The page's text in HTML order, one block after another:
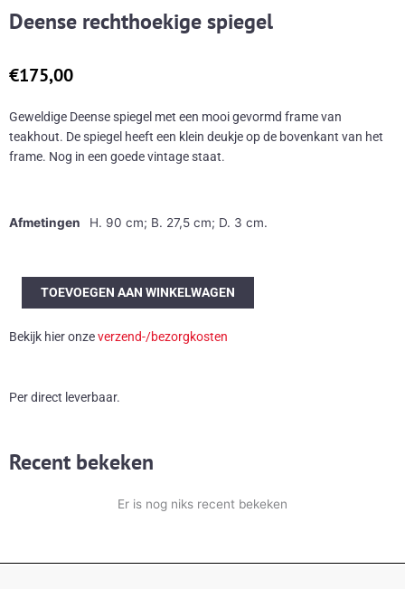
Deense rechthoekige spiegel
€175,00
Geweldige Deense spiegel met een mooi gevormd frame van
teakhout. De spiegel heeft een klein deukje op de bovenkant van het
frame. Nog in een goede vintage staat.
Afmetingen H. 90 cm; B. 27,5 cm; D. 3 cm.
Deense
rechthoekige
aantal
TOEVOEGEN AAN WINKELWAGEN
Bekijk hier onzeverzend-/bezorgkosten
Per direct leverbaar.
Recent bekeken
Er is nog niks recent bekeken